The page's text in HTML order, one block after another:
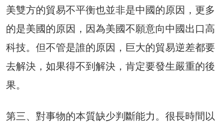
美雙方的貿易不平衡也並非是中國的原因，更多
的是美國的原因，因為美國不願意向中國出口高
科技。但不管是誰的原因，巨大的貿易逆差都要
去解決，如果得不到解決，肯定要發生嚴重的後
果。
第三、對事物的本質缺少判斷能力。很長時間以